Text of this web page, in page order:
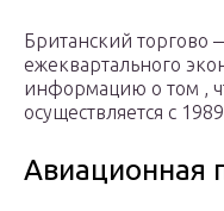
Британский торгово
ежеквартального
информацию о том ,
осуществляется с
Авиационная